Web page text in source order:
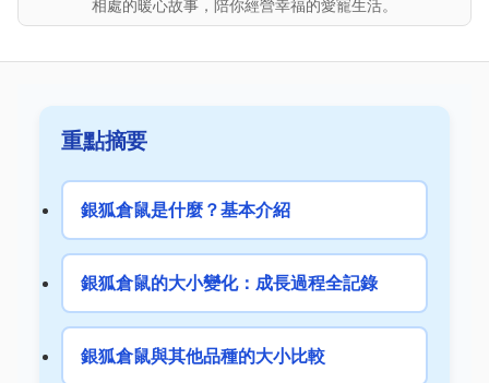
相處的暖心故事，陪你經營幸福的愛寵生活。
重點摘要
銀狐倉鼠是什麼？基本介紹
銀狐倉鼠的大小變化：成長過程全記錄
銀狐倉鼠與其他品種的大小比較